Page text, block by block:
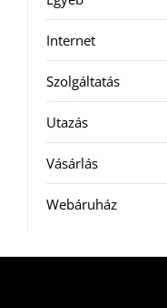
Internet
Szolgáltatás
Utazás
Vásárlás
Webáruház